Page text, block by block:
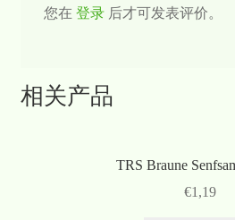
您在 登录后才可发表评价。
相关产品
TRS Braune
€1,19